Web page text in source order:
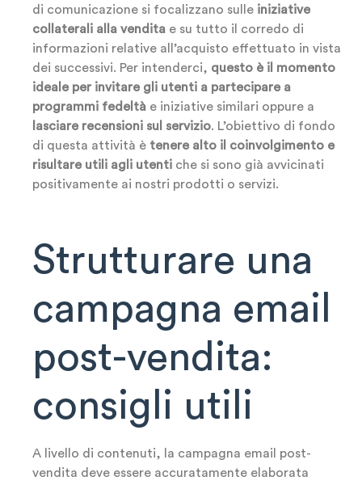
di comunicazione si focalizzano sulle iniziative
collaterali alla vendita e su tutto il corredo di
informazioni relative all’acquisto effettuato in vista
dei successivi. Per intenderci, questo è il momento
ideale per invitare gli utenti a partecipare a
programmi fedeltà e iniziative similari oppure a
lasciare recensioni sul servizio. L’obiettivo di fondo
di questa attività è tenere alto il coinvolgimento e
risultare utili agli utenti che si sono già avvicinati
positivamente ai nostri prodotti o servizi.
Strutturare una
campagna email
post-vendita:
consigli utili
A livello di contenuti, la campagna email post-
vendita deve essere accuratamente elaborata